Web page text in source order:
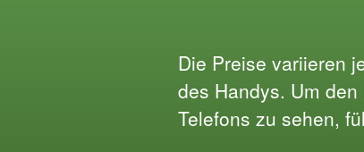
Die Preise variieren
des Handys. Um
Telefons zu sehen,